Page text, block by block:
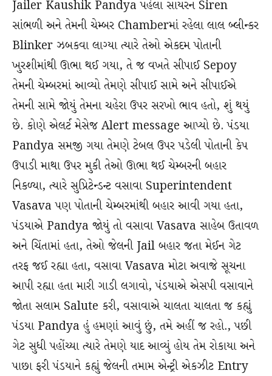
Jailer Kaushik Pandya પહેલા સાયરન Siren
સાંભળી અને તેમની ચેમ્બર Chamberમાં રહેલા લાલ બ્લીન્કર
Blinker ઝબકવા લાગ્યા ત્યારે તેઓ એકદમ પોતાની
ખુરશીમાંથી ઊભા થઈ ગયા, તે જ વખતે સીપાઈ Sepoy
તેમની ચેમ્બરમાં આવ્યો તેમણે સીપાઈ સામે અને સીપાઈએ
તેમની સામે જોયું તેમના ચહેરા ઉપર સરખો ભાવ હતો, શું થયું
છે. કોણે એલર્ટ મેસેજ Alert message આપ્યો છે. પંડયા
Pandya સમજી ગયા તેમણે ટેબલ ઉપર પડેલી પોતાની કેપ
ઉપાડી માથા ઉપર મુકી તેઓ ઊભા થઈ ચેમ્બરની બહાર
નિકળ્યા, ત્યારે સુપ્રિટેન્ડન્ટ વસાવા Superintendent
Vasava પણ પોતાની ચેમ્બરમાંથી બહાર આવી ગયા હતા,
પંડયાએ Pandya જોયું તો વસાવા Vasava સાહેબ ઉતાવળ
અને ચિંતામાં હતા, તેઓ જેલની Jail બહાર જતા મેઈન ગેટ
તરફ જઈ રહ્યા હતા, વસાવા Vasava મોટા અવાજે સૂચના
આપી રહ્યા હતા મારી ગાડી લગાવો, પંડયાએ એસપી વસાવાને
જોતા સલામ Salute કરી, વસાવાએ ચાલતા ચાલતા જ કહ્યું
પંડયા Pandya હું હમણાં આવું છું, તમે અહીં જ રહો., પછી
ગેટ સુધી પહોંચ્યા ત્યારે તેમણે યાદ આવ્યું હોય તેમ રોકાયા અને
પાછા ફરી પંડયાને કહ્યું જેલની તમામ એન્ટ્રી એકઝીટ Entry